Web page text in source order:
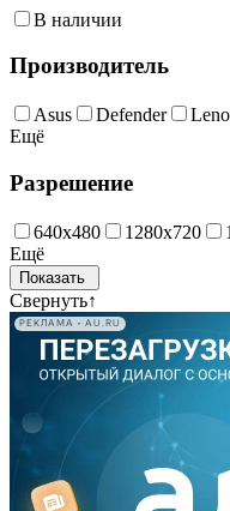
В наличии
Производитель
Asus Defender
Ещё
Разрешение
640х480 1280х720
Ещё
Свернуть↑
РЕКЛАМА • AU.RU